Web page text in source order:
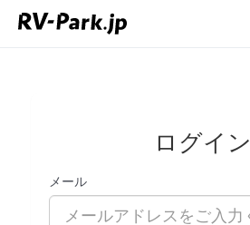
ログイン
メール